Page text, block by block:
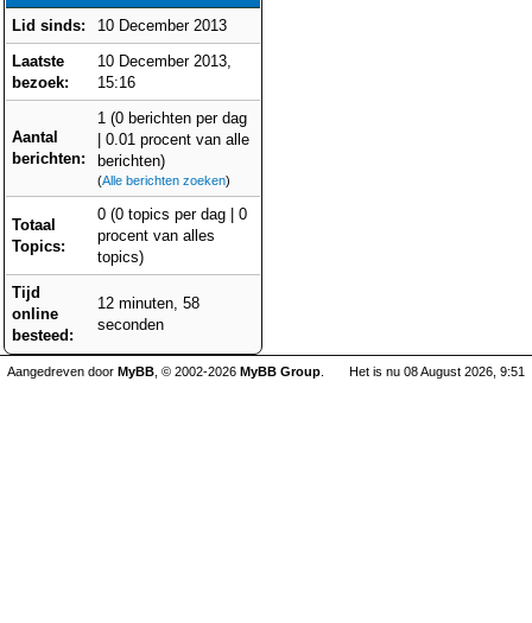
Lid sinds:
10 December 2013
Laatste
bezoek:
10 December 2013,
15:16
Aantal
berichten:
1 (0 berichten per dag
| 0.01 procent van alle
berichten)
(Alle berichten zoeken)
Totaal
Topics:
0 (0 topics per dag | 0
procent van alles
topics)
Tijd
online
besteed:
12 minuten, 58
seconden
Het is nu 08 August 2026, 9:51
Aangedreven door MyBB , © 2002-2026 MyBB Group